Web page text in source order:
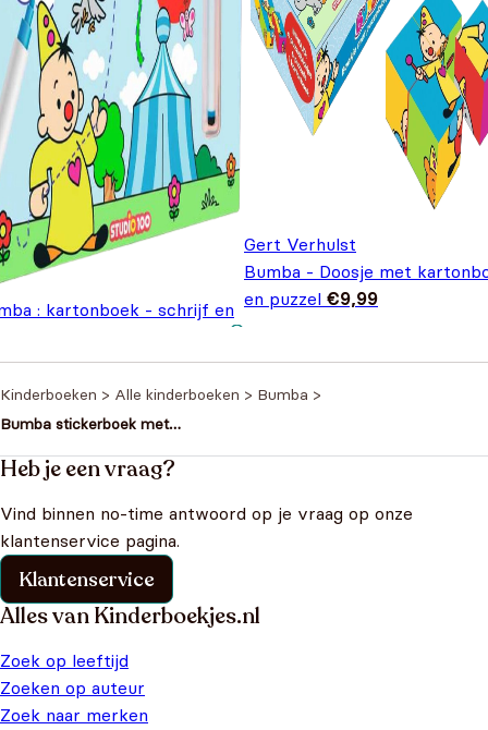
: kartonboek - schrijf en
Gert Verhulst
Bumba - Doosje met
en puzzel €9,99
Kinderboeken > Alle kinderboeken > Bumba >
Bumba stickerboek met
stickers
Heb je een vraag?
Vind binnen no-time antwoord op je vraag op onze
klantenservice pagina.
Klantenservice
Alles van Kinderboekjes.nl
Zoek op leeftijd
Zoeken op auteur
Zoek naar merken